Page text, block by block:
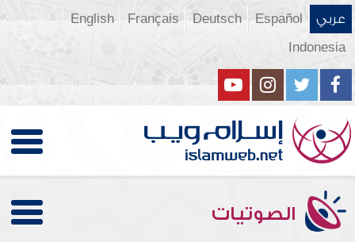
عربي Español
Deutsch
Français
English
Indonesia
الصوتيات